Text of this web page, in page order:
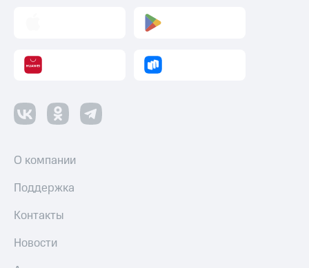
О компании
Поддержка
Контакты
Новости